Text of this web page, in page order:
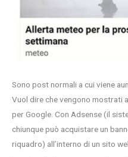
Sono post normali a cui viene
Vuol dire che vengono mostrati
per Google. Con Adsense (il
chiunque può acquistare un
riquadro) all’interno di un sito